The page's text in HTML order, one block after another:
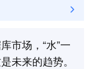
市场，“水”一
未来的趋势。